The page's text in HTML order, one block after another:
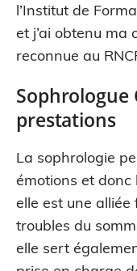
l’Institut de
et j’ai obtenu ma
reconnue au
Sophrologue
prestations
La sophrologie
émotions et donc
elle est une
troubles du
elle sert